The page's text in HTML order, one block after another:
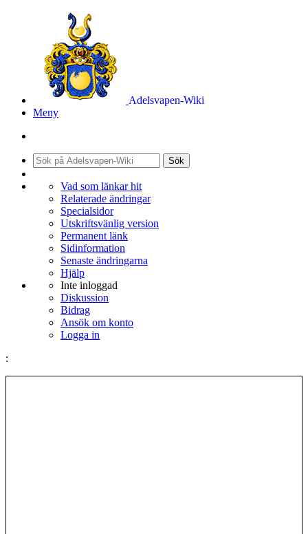
Adelsvapen-Wiki
Meny
Sök
Vad som länkar hit
Relaterade ändringar
Specialsidor
Utskriftsvänlig version
Permanent länk
Sidinformation
Senaste ändringarna
Hjälp
Inte inloggad
Diskussion
Bidrag
Ansök om konto
Logga in
: